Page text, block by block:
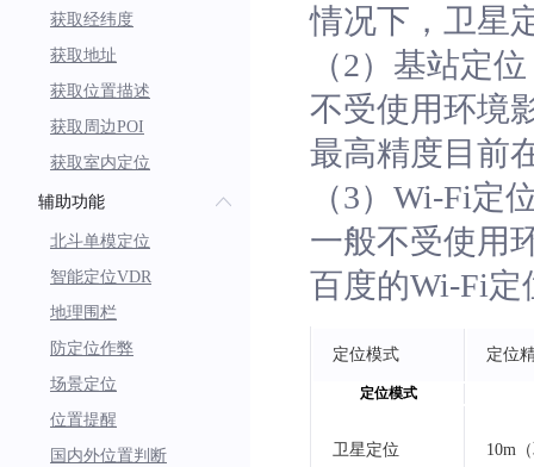
获取经纬度
获取地址
获取位置描述
获取周边POI
获取室内定位
辅助功能
北斗单模定位
智能定位VDR
地理围栏
防定位作弊
场景定位
位置提醒
国内外位置判断
情况下，卫星
（2）基站定
不受使用环境
最高精度目前
（3）Wi-Fi定
一般不受使用
百度的Wi-Fi定
定位模式 定位
定位模式
卫星定位 10m